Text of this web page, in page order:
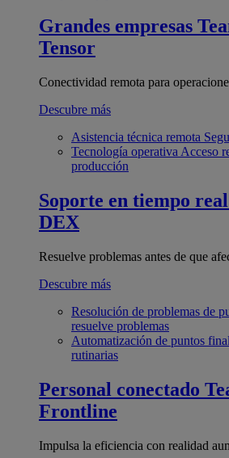
Grandes empresas
Tensor
Conectividad remota para
Descubre más
Asistencia técnica remota
Tecnología operativa Acceso
producción
Soporte en tiempo real
DEX
Resuelve problemas antes de que
Descubre más
Resolución de problemas de
resuelve problemas
Automatización de puntos
rutinarias
Personal conectado
Frontline
Impulsa la eficiencia con realidad